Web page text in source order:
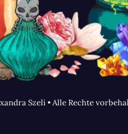
Szeli • Alle Rechte